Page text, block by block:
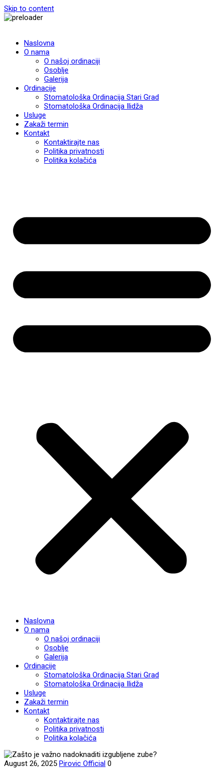
Skip to content
Naslovna
O nama
O našoj ordinaciji
Osoblje
Galerija
Ordinacije
Stomatološka Ordinacija Stari Grad
Stomatološka Ordinacija Ilidža
Usluge
Zakaži termin
Kontakt
Kontaktirajte nas
Politika privatnosti
Politika kolačića
Naslovna
O nama
O našoj ordinaciji
Osoblje
Galerija
Ordinacije
Stomatološka Ordinacija Stari Grad
Stomatološka Ordinacija Ilidža
Usluge
Zakaži termin
Kontakt
Kontaktirajte nas
Politika privatnosti
Politika kolačića
August 26, 2025 Pirovic Official 0